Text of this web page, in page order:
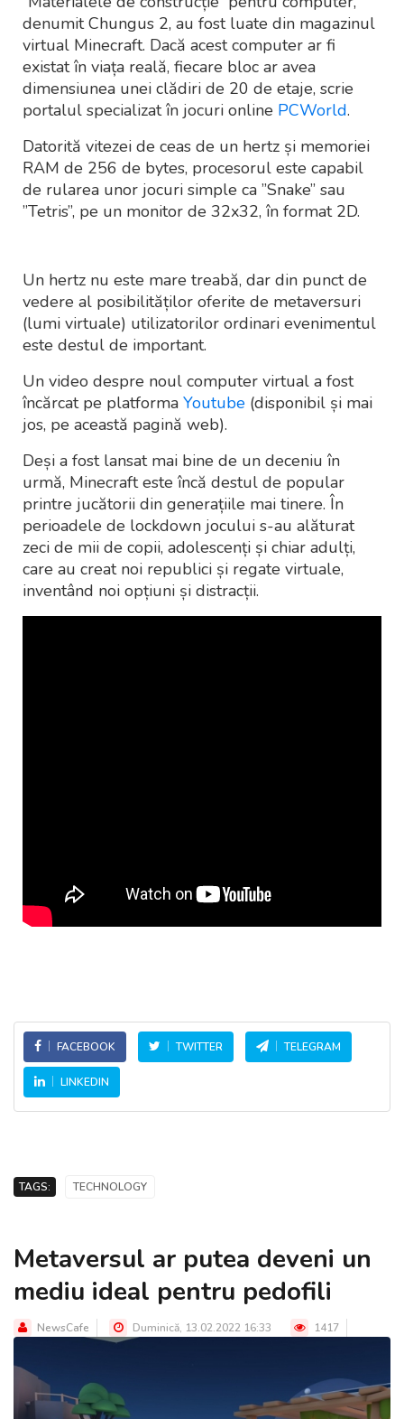
denumit Chungus 2, au fost luate din magazinul
virtual Minecraft. Dacă acest computer ar fi
existat în viața reală, fiecare bloc ar avea
dimensiunea unei clădiri de 20 de etaje, scrie
portalul specializat în jocuri online PCWorld.
Datorită vitezei de ceas de un hertz și memoriei
RAM de 256 de bytes, procesorul este capabil
de rularea unor jocuri simple ca ”Snake” sau
”Tetris”, pe un monitor de 32x32, în format 2D.
Un hertz nu este mare treabă, dar din punct de
vedere al posibilităților oferite de metaversuri
(lumi virtuale) utilizatorilor ordinari evenimentul
este destul de important.
Un video despre noul computer virtual a fost
încărcat pe platforma Youtube (disponibil și mai
jos, pe această pagină web).
Deși a fost lansat mai bine de un deceniu în
urmă, Minecraft este încă destul de popular
printre jucătorii din generațiile mai tinere. În
perioadele de lockdown jocului s-au alăturat
zeci de mii de copii, adolescenți și chiar adulți,
care au creat noi republici și regate virtuale,
inventând noi opțiuni și distracții.
FACEBOOK TWITTER TELEGRAM
LINKEDIN
TAGS: TECHNOLOGY
Metaversul ar putea deveni un
mediu ideal pentru pedofili
NewsCafe Duminică, 13.02.2022 16:33 1417